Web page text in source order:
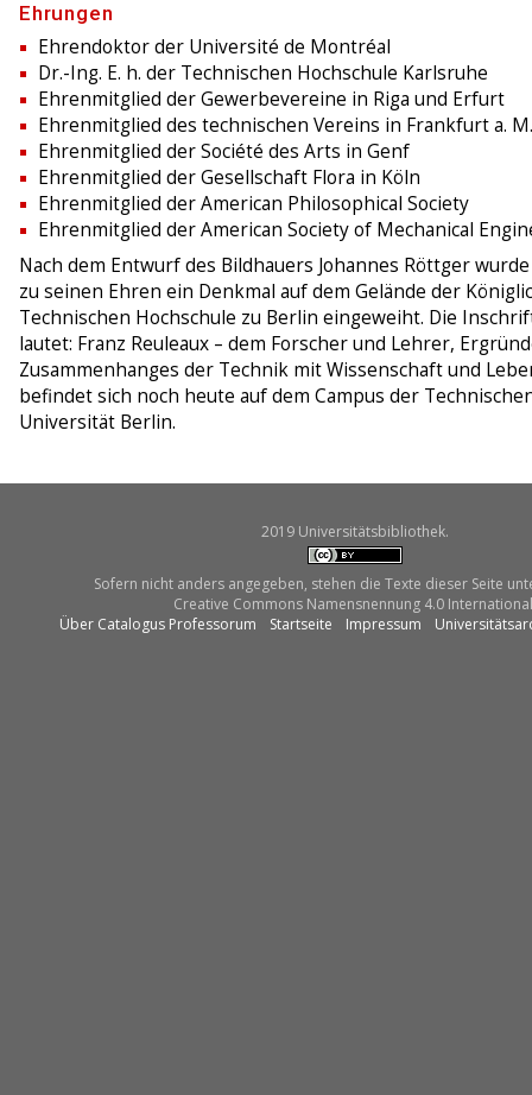
Ehrungen
Ehrendoktor der Université de Montréal
Dr.-Ing. E. h. der Technischen Hochschule Karlsruhe
Ehrenmitglied der Gewerbevereine in Riga und Erfurt
Ehrenmitglied des technischen Vereins in Frankfurt a. M.
Ehrenmitglied der Société des Arts in Genf
Ehrenmitglied der Gesellschaft Flora in Köln
Ehrenmitglied der American Philosophical Society
Ehrenmitglied der American Society of Mechanical
Nach dem Entwurf des Bildhauers Johannes Röttger
zu seinen Ehren ein Denkmal auf dem Gelände der
Technischen Hochschule zu Berlin eingeweiht. Die
lautet: Franz Reuleaux – dem Forscher und Lehrer,
Zusammenhanges der Technik mit Wissenschaft und
befindet sich noch heute auf dem Campus der
Universität Berlin.
2019 Universitätsbibliothek.
Sofern nicht anders angegeben, stehen die Texte dieser Seite
Creative Commons Namensnennung 4.0
Über Catalogus Professorum
Startseite Impressum